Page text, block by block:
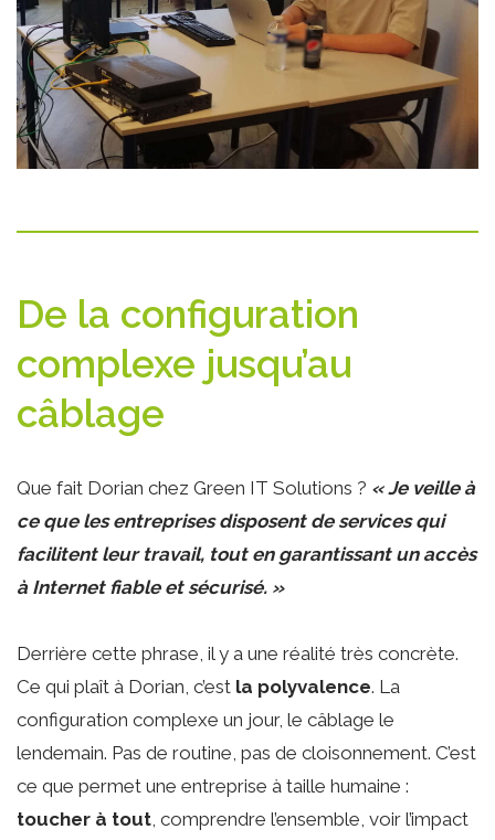
De la configuration
complexe jusqu’au
câblage
Que fait Dorian chez Green IT Solutions ? « Je veille à
ce que les entreprises disposent de services qui
facilitent leur travail, tout en garantissant un accès
à Internet fiable et sécurisé. »
Derrière cette phrase, il y a une réalité très concrète.
Ce qui plaît à Dorian, c’est la polyvalence. La
configuration complexe un jour, le câblage le
lendemain. Pas de routine, pas de cloisonnement. C’est
ce que permet une entreprise à taille humaine :
toucher à tout, comprendre l’ensemble, voir l’impact